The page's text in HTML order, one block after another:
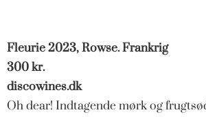
Fleurie 2023, Rowse. Frankrig
300 kr.
discowines.dk
Oh dear! Indtagende mørk og